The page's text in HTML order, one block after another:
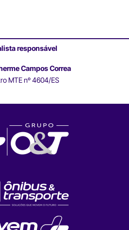
responsável
Campos Correa
MTE nº 4604/ES